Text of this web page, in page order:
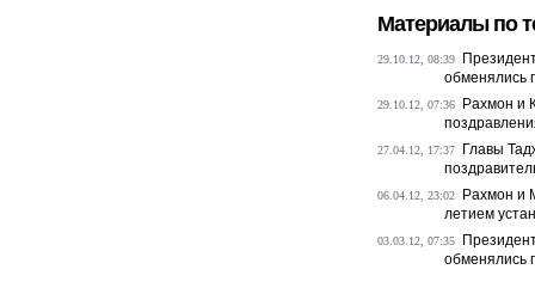
Материалы по
29.10.12, 08:39
обменялись
29.10.12, 07:36
Рахмон и
27.04.12, 17:37
Главы
06.04.12, 23:02
Рахмон и
летием
03.03.12, 07:35
обменялись